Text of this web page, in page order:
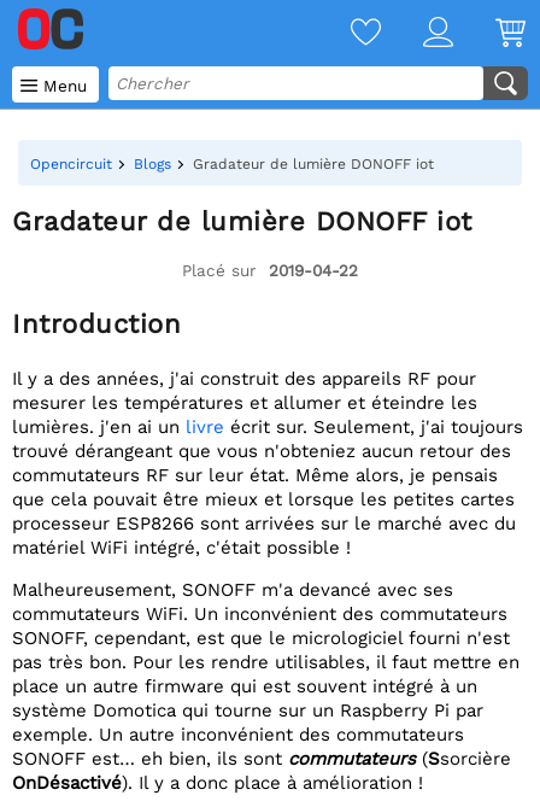
 Menu
Opencircuit Blogs Gradateur de lumière DONOFF iot
Gradateur de lumière DONOFF iot
Placé sur 2019-04-22
Introduction
Il y a des années, j'ai construit des appareils RF pour
mesurer les températures et allumer et éteindre les
lumières. j'en ai un livre écrit sur. Seulement, j'ai toujours
trouvé dérangeant que vous n'obteniez aucun retour des
commutateurs RF sur leur état. Même alors, je pensais
que cela pouvait être mieux et lorsque les petites cartes
processeur ESP8266 sont arrivées sur le marché avec du
matériel WiFi intégré, c'était possible !
Malheureusement, SONOFF m'a devancé avec ses
commutateurs WiFi. Un inconvénient des commutateurs
SONOFF, cependant, est que le micrologiciel fourni n'est
pas très bon. Pour les rendre utilisables, il faut mettre en
place un autre firmware qui est souvent intégré à un
système Domotica qui tourne sur un Raspberry Pi par
exemple. Un autre inconvénient des commutateurs
SONOFF est… eh bien, ils sont commutateurs(Ssorcière
OnDésactivé). Il y a donc place à amélioration !